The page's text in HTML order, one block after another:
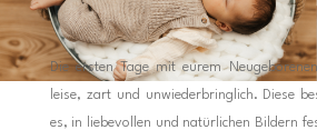
Die ersten Tage mit eurem
leise, zart und unwiederbringlich. Diese
es, in liebevollen und natürlichen Bildern